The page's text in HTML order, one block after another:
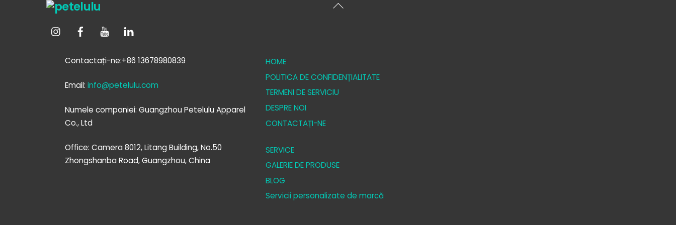
Înapoi
Contactați-ne:+86 13678980839
Email:info@petelulu.com
Numele companiei: Guangzhou Petelulu Apparel
Co., Ltd
Office: Camera 8012, Litang Building, No.50
Zhongshanba Road, Guangzhou, China
HOME
POLITICA DE CONFIDENȚIALITATE
TERMENI DE SERVICIU
DESPRE NOI
CONTACTAȚI-NE
SERVICE
GALERIE DE PRODUSE
BLOG
Servicii personalizate de marcă